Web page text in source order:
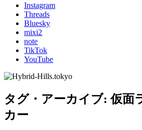
Instagram
Threads
Bluesky
mixi2
note
TikTok
YouTube
タグ・アーカイブ:仮面
カー